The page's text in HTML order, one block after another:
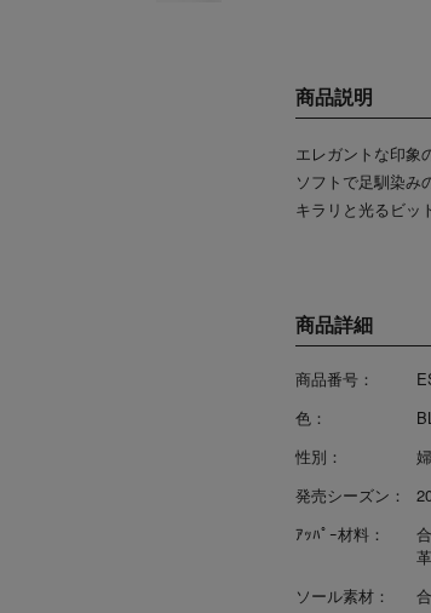
商品詳細
商品番号：
色：
性別：
発売シーズン：
ｱｯﾊﾟｰ材料：
ソール素材：
商品説明
エレガントな印象
ソフトで足馴染み
キラリと光るビッ